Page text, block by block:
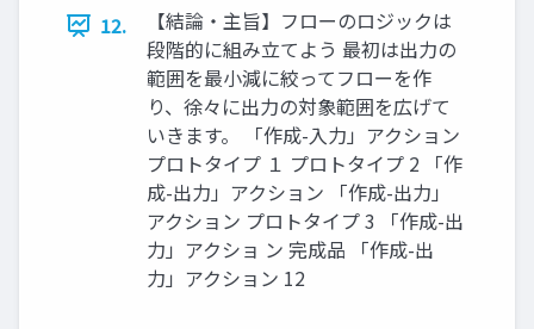
12.
【結論・主旨】フローのロジックは
段階的に組み立てよう 最初は出力の
範囲を最小減に絞ってフローを作
り、徐々に出力の対象範囲を広げて
いきます。 「作成-入力」アクション
プロトタイプ １ プロトタイプ 2 「作
成-出力」アクション 「作成-出力」
アクション プロトタイプ 3 「作成-出
力」アクショ ン 完成品 「作成-出
力」アクション 12